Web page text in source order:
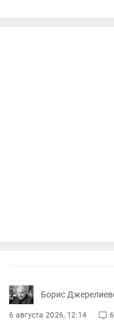
Борис
6 августа 2026, 12:14 6